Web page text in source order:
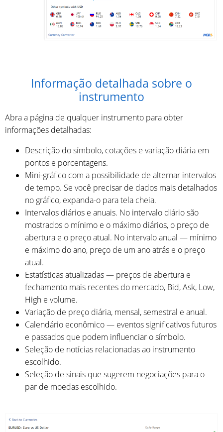
Informação detalhada sobre o
instrumento
Abra a página de qualquer instrumento para obter
informações detalhadas:
Descrição do símbolo, cotações e variação diária em
pontos e porcentagens.
Mini-gráfico com a possibilidade de alternar intervalos
de tempo. Se você precisar de dados mais detalhados
no gráfico, expanda-o para tela cheia.
Intervalos diários e anuais. No intervalo diário são
mostrados o mínimo e o máximo diários, o preço de
abertura e o preço atual. No intervalo anual — mínimo
e máximo do ano, preço de um ano atrás e o preço
atual.
Estatísticas atualizadas — preços de abertura e
fechamento mais recentes do mercado, Bid, Ask, Low,
High e volume.
Variação de preço diária, mensal, semestral e anual.
Calendário econômico — eventos significativos futuros
e passados que podem influenciar o símbolo.
Seleção de notícias relacionadas ao instrumento
escolhido.
Seleção de sinais que sugerem negociações para o
par de moedas escolhido.